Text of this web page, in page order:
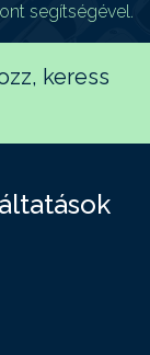
segítségével.
keress